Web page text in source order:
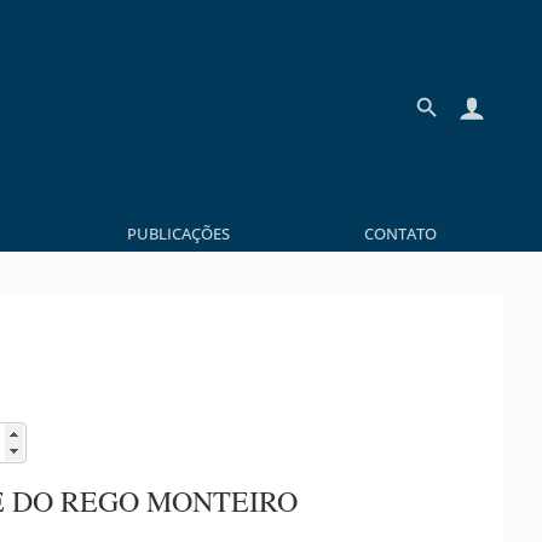
PUBLICAÇÕES CONTATO
REGO MONTEIRO